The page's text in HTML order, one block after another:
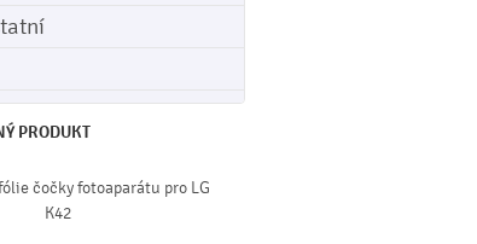
PRODUKT
čočky fotoaparátu pro LG
K42